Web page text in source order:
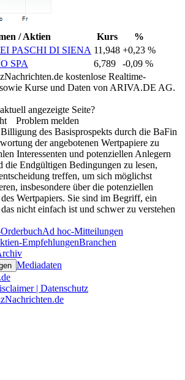
/ Aktien Kurs
%
PASCHI DI SIENA 11,948 +0,23 %
SPA
6,789
-0,09 %
kostenlose Realtime-
sowie Kurse und Daten von ARIVA.DE AG.
angezeigte Seite?
Problem melden
des Basisprospekts durch die BaFin
der angebotenen Wertpapiere zu
Interessenten und potenziellen Anlegern
die Endgültigen Bedingungen zu lesen,
treffen, um sich möglichst
insbesondere über die potenziellen
Wertpapiers. Sie sind im Begriff, ein
nicht einfach ist und schwer zu verstehen
Ad hoc-Mitteilungen
EmpfehlungenBranchen
Mediadaten
| Datenschutz